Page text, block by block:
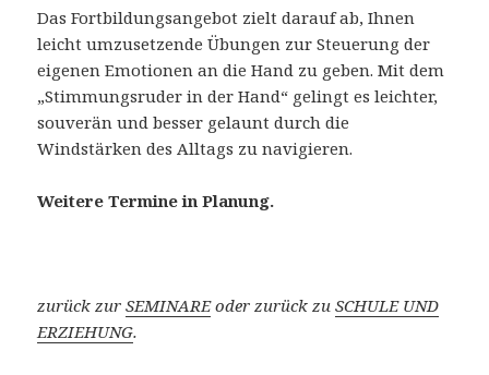
Das Fortbildungsangebot zielt darauf ab, Ihnen
leicht umzusetzende Übungen zur Steuerung der
eigenen Emotionen an die Hand zu geben. Mit dem
„Stimmungsruder in der Hand“ gelingt es leichter,
souverän und besser gelaunt durch die
Windstärken des Alltags zu navigieren.
Weitere Termine in Planung.
zurück zurSEMINAREoder zurück zuSCHULE UND
ERZIEHUNG.